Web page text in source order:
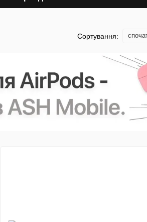
Сортування: